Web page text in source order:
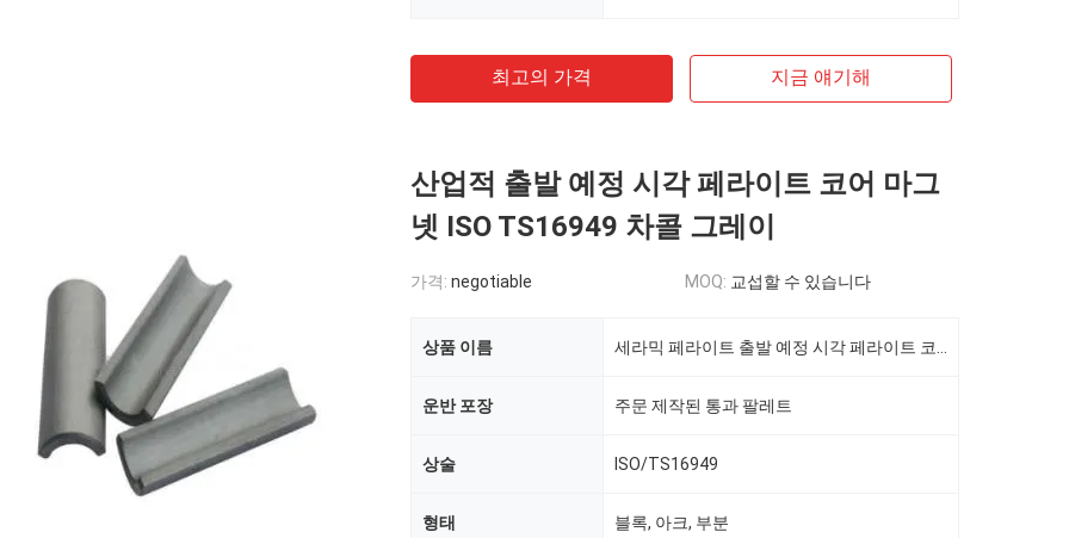
최고의 가격 지금 얘기해
산업적 출발 예정 시각 페라이트 코어 마그
넷 ISO TS16949 차콜 그레이
가격: negotiable MOQ: 교섭할 수 있습니다
상품 이름
운반 포장 주문 제작된 통과 팔레트
상술 ISO/TS16949
형태 블록, 아크, 부분